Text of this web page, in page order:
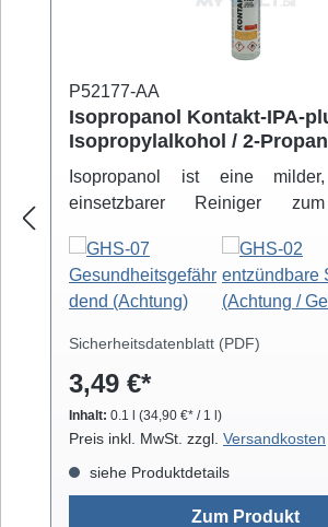
P52177-AA
Isopropanol Kontakt-IPA-
Isopropylalkohol / 2-
Isopropanol ist eine milder,
einsetzbarer Reiniger
Hochreiner Isopropanol-
eignet sich zur professionellen
von z.B. Video- und
Laufwerkteilen, Gummirollen
arbeitet rückstandsfrei.
Sicherheitsdatenblatt (PDF)
3,49 €*
Inhalt: 0.1 l (34,90 €* / 1 l)
Preis inkl. MwSt. zzgl. Versandkosten
siehe Produktdetails
Zum Produkt